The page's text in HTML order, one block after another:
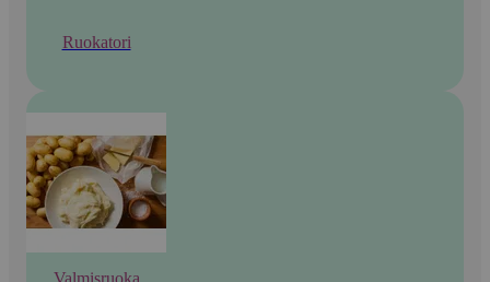
Ruokatori
Valmisruoka